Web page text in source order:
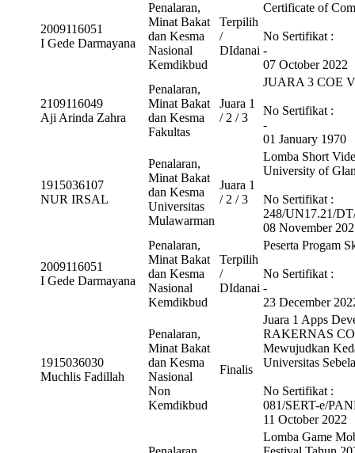
2009116051
I Gede Darmayana
Penalaran,
Minat Bakat
dan Kesma
Nasional
Kemdikbud
Terpilih
/
DIdanai
Certificate of
No Sertifikat :
-
07 October 2022
2109116049
Aji Arinda Zahra
Penalaran,
Minat Bakat
dan Kesma
Fakultas
Juara 1
/ 2 / 3
JUARA 3 COE
No Sertifikat :
-
01 January 1970
1915036107
NUR IRSAL
Penalaran,
Minat Bakat
dan Kesma
Universitas
Mulawarman
Juara 1
/ 2 / 3
Lomba Short
University of
No Sertifikat :
248/UN17.21/
08 November
2009116051
I Gede Darmayana
Penalaran,
Minat Bakat
dan Kesma
Nasional
Kemdikbud
Terpilih
/
DIdanai
Peserta Progam
No Sertifikat :
-
23 December
1915036030
Muchlis Fadillah
Penalaran,
Minat Bakat
dan Kesma
Nasional
Non
Kemdikbud
Finalis
Juara 1 Apps
RAKERNAS
Mewujudkan
Universitas
No Sertifikat :
081/SERT-e/
11 October 2022
Lomba Game